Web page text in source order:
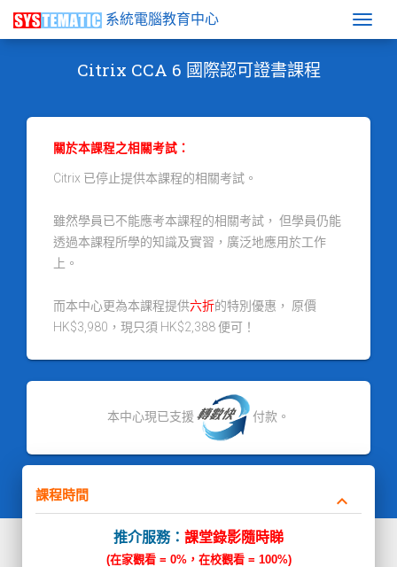
系統電腦教育中心
Citrix CCA 6 國際認可證書課程
關於本課程之相關考試：
Citrix 已停止提供本課程的相關考試。
雖然學員已不能應考本課程的相關考試， 但學員仍能
透過本課程所學的知識及實習，廣泛地應用於工作
上。
而本中心更為本課程提供六折的特別優惠， 原價
HK$3,980，現只須 HK$2,388 便可！
本中心現已支援 付款。
課程時間 keyboard_arrow_down
推介服務： 課堂錄影隨時睇
(在家觀看 = 0%，在校觀看 = 100%)